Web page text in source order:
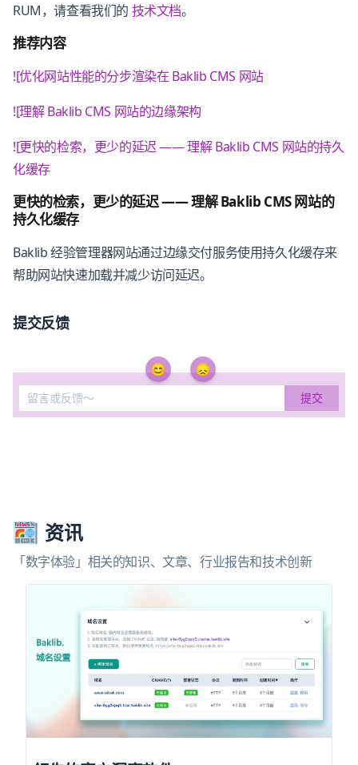
RUM，请查看我们的 技术文档。
推荐内容
![优化网站性能的分步渲染在 Baklib CMS 网站
![理解 Baklib CMS 网站的边缘架构
![更快的检索，更少的延迟 —— 理解 Baklib CMS 网站的持久
化缓存
更快的检索，更少的延迟 —— 理解 Baklib CMS 网站的
持久化缓存
Baklib 经验管理器网站通过边缘交付服务使用持久化缓存来
帮助网站快速加载并减少访问延迟。
提交反馈
😊 😞
资讯
「数字体验」相关的知识、文章、行业报告和技术创新